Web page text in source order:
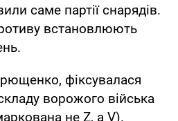
саме партії снарядів.
встановлюють
фіксувалася
ворожого війська
не Z, а V).